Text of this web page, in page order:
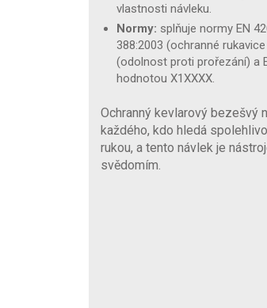
vlastnosti návleku.
Normy: splňuje normy EN
388:2003 (ochranné
(odolnost proti prořezání) a
hodnotou X1XXXX.
Ochranný kevlarový bezešvý
každého, kdo hledá
rukou, a tento návlek je
svědomím.